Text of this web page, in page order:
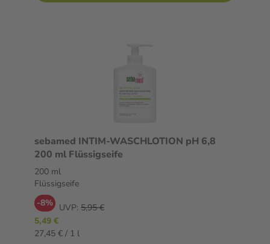
sebamed INTIM-WASCHLOTION pH 6,8
200 ml Flüssigseife
200 ml
Flüssigseife
-8% UVP: 5,95 €
5,49 €
27,45 € / 1 l